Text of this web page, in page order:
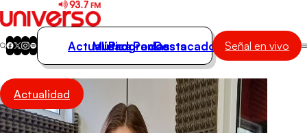
Actualidad
Música
Programas
Actualidad
Música
Programas
Podcasts
Destacados Señal en vivo
Actualidad